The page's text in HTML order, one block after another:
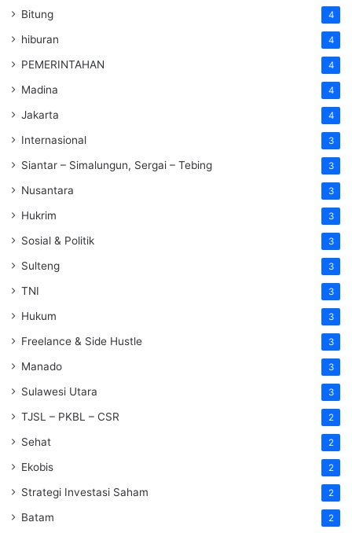
Bitung 4
hiburan 4
PEMERINTAHAN 4
Madina 4
Jakarta 4
Internasional 3
Siantar – Simalungun, Sergai – Tebing 3
Nusantara 3
Hukrim 3
Sosial & Politik 3
Sulteng 3
TNI 3
Hukum 3
Freelance & Side Hustle 3
Manado 3
Sulawesi Utara 3
TJSL – PKBL – CSR 2
Sehat 2
Ekobis 2
Strategi Investasi Saham 2
Batam 2